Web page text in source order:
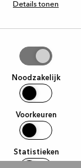
Details tonen
Noodzakelijk
Voorkeuren
Statistieken